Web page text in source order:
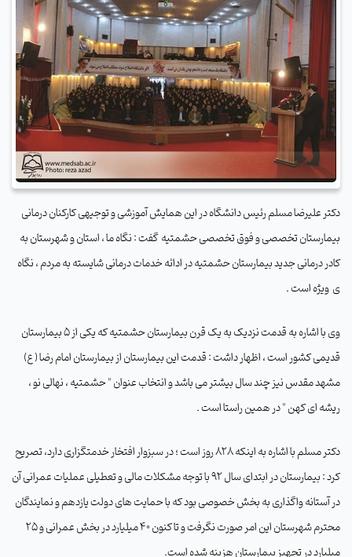
دکتر علیرضا مسلم رئیس دانشگاه در این همایش آموزشی و توجیهی کارکنان درمانی
بیمارستان تخصصی و فوق تخصصی حشمتیه گفت : نگاه ما ، استان و شهرستان به
کادر درمانی جدید بیمارستان حشمتیه در ادائه خدمات درمانی شایسته به مردم ، نگاه
ی ویژه است .
وی با اشاره به قدمت نزدیک به یک قرن بیمارستان حشمتیه که یکی از 5 بیمارستان
قدیمی کشور است ، اظهار داشت : قدمت این بیمارستان از بیمارستان امام رضا ( ع)
مشهد مقدس نیز چند سال بیشتر می باشد و انتخاب عنوان " حشمتیه ، نهالی نو ،
ریشه ای کهن " در همین راستا است .
دکتر مسلم با اشاره به اینکه 828 روز است ؛ در سبزوار افتخار خدمتگزاری دارد، تصریح
کرد : بیمارستان در ابتدای سال 92 با توجه مشکلات مالی و تعطیلی عملیات عمرانی آن
در آستانه واگذاری به بخش خصوصی بود که با حمایت های دولت یازدهم و نمایندگان
محترم شهرستان این امر صورت نگرفت و تا کنون 40 میلیارد در بخش عمرانی و 25
میلیارد در تجهیز بیمارستان هزینه شده است.